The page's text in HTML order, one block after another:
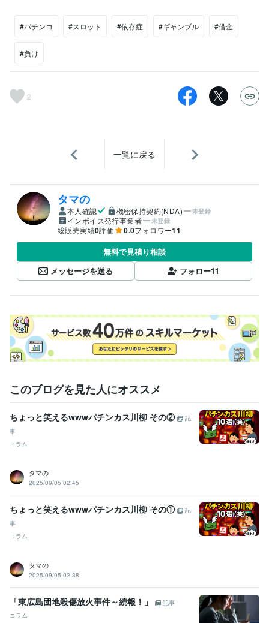
#パチンコ #スロット #依存症 #ギャンブル #借金
#負け
2
一覧に戻る
タマの
本人確認 機密保持契約(NDA) 未登録
インボイス発行事業者 未登録
総販売実績0評価 0.0フォロワー11
無料で見積り相談
メッセージを送る
フォロー11
このブログを見た人にオススメ
ちょっと笑えるwwwパチンカス川柳 その②
記
事
コラム
タマの
2025/09/05 02:45
ちょっと笑えるwwwパチンカス川柳 その①
記
事
コラム
タマの
2025/09/05 02:38
「東広島団地殺傷放火事件～続報！」
記事
コラム